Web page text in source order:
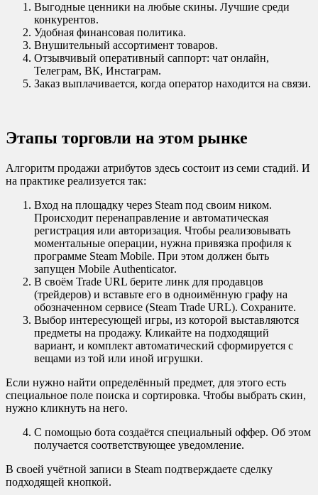
Выгодные ценники на любые скины. Лучшие среди
конкурентов.
Удобная финансовая политика.
Внушительный ассортимент товаров.
Отзывчивый оперативный саппорт: чат онлайн,
Телеграм, ВК, Инстаграм.
Заказ выплачивается, когда оператор находится на связи.
Этапы торговли на этом рынке
Алгоритм продажи атрибутов здесь состоит из семи стадий. И
на практике реализуется так:
Вход на площадку через Steam под своим ником.
Происходит перенаправление и автоматическая
регистрация или авторизация. Чтобы реализовывать
моментальные операции, нужна привязка профиля к
программе Steam Mobile. При этом должен быть
запущен Mobile Authenticator.
В своём Trade URL берите линк для продавцов
(трейдеров) и вставьте его в одноимённую графу на
обозначенном сервисе (Steam Trade URL). Сохраните.
Выбор интересующей игры, из которой выставляются
предметы на продажу. Кликайте на подходящий
вариант, и комплект автоматический сформируется с
вещами из той или иной игрушки.
Если нужно найти определённый предмет, для этого есть
специальное поле поиска и сортировка. Чтобы выбрать скин,
нужно кликнуть на него.
С помощью бота создаётся специальный оффер. Об этом
получается соответствующее уведомление.
В своей учётной записи в Steam подтверждаете сделку
подходящей кнопкой.